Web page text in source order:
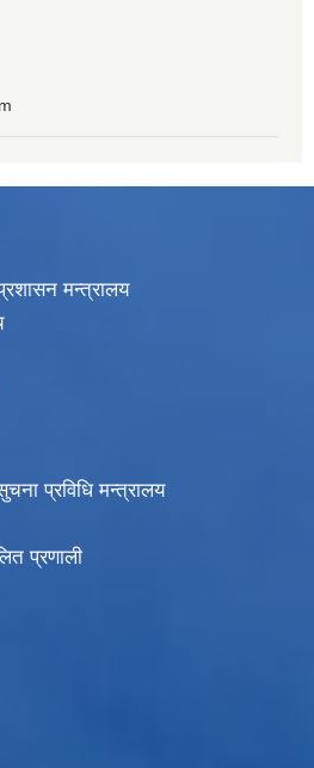
मन्त्रालय
प्रविधि मन्त्रालय
प्रणाली